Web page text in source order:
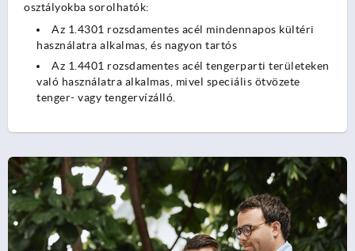
osztályokba sorolhatók:
Az 1.4301 rozsdamentes acél mindennapos kültéri
használatra alkalmas, és nagyon tartós
Az 1.4401 rozsdamentes acél tengerparti területeken
való használatra alkalmas, mivel speciális ötvözete
tenger- vagy tengervízálló.